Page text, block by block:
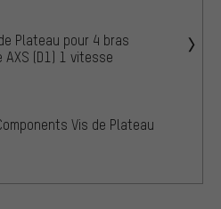
Plateau pour 4 bras
AXS (D1) 1 vitesse
Vis de Plateau